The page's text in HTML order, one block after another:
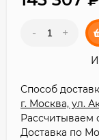
- +
Способ
г. Москва, ул.
Рассчитываем
Доставка по